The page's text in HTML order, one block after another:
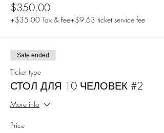
$350.00
+$35.00 Tax & Fee+$9.63 ticket service fee
Sale ended
Ticket type
СТОЛ ДЛЯ 10 ЧЕЛОВЕК #2
More info
Price